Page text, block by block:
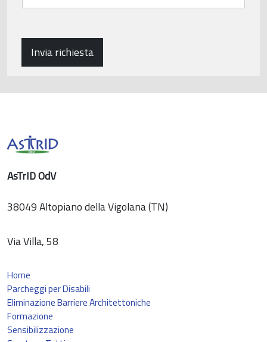
Invia richiesta
AsTrID OdV
38049 Altopiano della Vigolana (TN)
Via Villa, 58
Home
Parcheggi per Disabili
Eliminazione Barriere Architettoniche
Formazione
Sensibilizzazione